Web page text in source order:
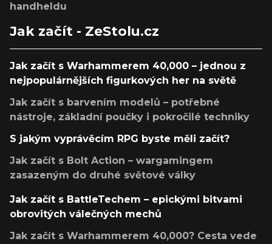
handheldu
Jak začít - ZeStolu.cz
Jak začít s Warhammerem 40,000 – jednou z
nejpopulárnějších figurkových her na světě
Jak začít s barvením modelů – potřebné
nástroje, základní poučky i pokročilé techniky
S jakým vyprávěcím RPG byste měli začít?
Jak začít s Bolt Action – wargamingem
zasazeným do druhé světové války
Jak začít s BattleTechem – epickými bitvami
obrovitých válečných mechů
Jak začít s Warhammerem 40,000? Cesta vede